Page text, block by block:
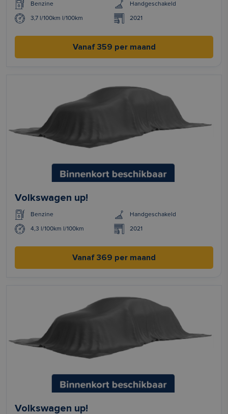
Benzine Handgeschakeld
3,7 l/100km l/100km 2021
Vanaf 359 per maand
Volkswagen up!
Benzine Handgeschakeld
4,3 l/100km l/100km 2021
Vanaf 369 per maand
Volkswagen up!